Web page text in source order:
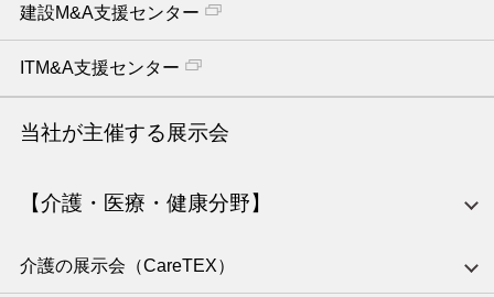
建設M&A支援センター
ITM&A支援センター
当社が主催する展示会
【介護・医療・健康分野】
介護の展示会（CareTEX）